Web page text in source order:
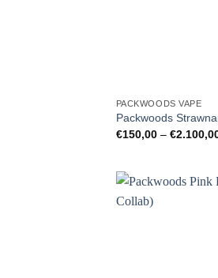
PACKWOODS VAPE
Packwoods
€150,00 – €